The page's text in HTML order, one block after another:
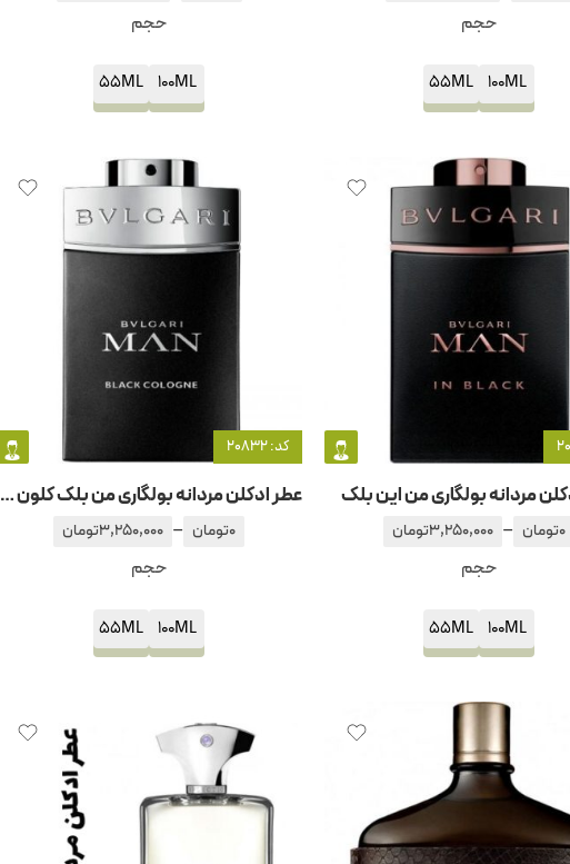
حجم
100ML
55ML
حجم
100ML
55ML
مردانه بولگاری من این بلک
0تومان –
3,250,000تومان
حجم
100ML
55ML
کد: 20832
عطر ادکلن مردانه بولگاری من بلک کلون – بلک کولن
0تومان –
3,250,000تومان
حجم
100ML
55ML